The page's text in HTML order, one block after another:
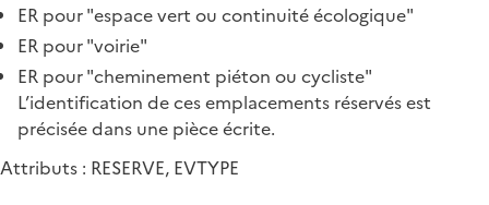
ER pour "espace vert ou continuité écologique"
ER pour "voirie"
ER pour "cheminement piéton ou cycliste"
L’identification de ces emplacements réservés est
précisée dans une pièce écrite.
Attributs : RESERVE, EVTYPE